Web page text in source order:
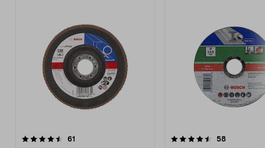
61
4.5av 5 stjärnor 58recensioner
4.5av 5 stjärnor